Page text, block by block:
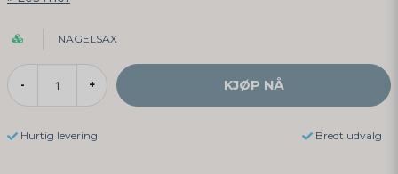
NAGELSAX
- + KJØP NÅ
Hurtig levering Bredt udvalg